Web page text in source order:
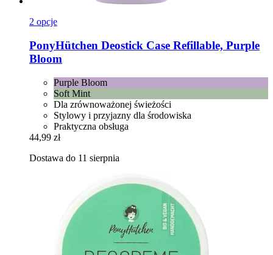
2 opcje
PonyHütchen Deostick Case Refillable, Purple
Bloom
Purple Bloom
Soft Mint
Dla zrównoważonej świeżości
Stylowy i przyjazny dla środowiska
Praktyczna obsługa
44,99 zł
Dostawa do 11 sierpnia